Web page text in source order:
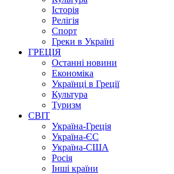
Історія
Релігія
Спорт
Греки в Україні
ГРЕЦІЯ
Останні новини
Економіка
Українці в Греції
Культура
Туризм
СВІТ
Україна-Греція
Україна-ЄС
Україна-США
Росія
Інші країни